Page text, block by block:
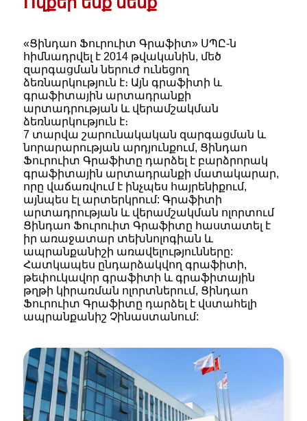
«Ցինդաո Ֆուրուիտ Գրաֆիտ» ՍՊԸ-ն
հիմնադրվել է 2014 թվականին, մեծ
զարգացման ներուժ ունեցող
ձեռնարկություն է։ Այն գրաֆիտի և
գրաֆիտային արտադրանքի
արտադրության և վերամշակման
ձեռնարկություն է։
7 տարվա շարունակական զարգացման և
նորարարության արդյունքում, Ցինդաո
Ֆուրուիտ Գրաֆիտը դարձել է բարձրորակ
գրաֆիտային արտադրանքի մատակարար,
որը վաճառվում է ինչպես հայրենիքում,
այնպես էլ արտերկրում: Գրաֆիտի
արտադրության և վերամշակման ոլորտում
Ցինդաո Ֆուրուիտ Գրաֆիտը հաստատել է
իր առաջատար տեխնոլոգիան և
ապրանքանիշի առավելությունները:
Հատկապես ընդարձակվող գրաֆիտի,
թեփուկավոր գրաֆիտի և գրաֆիտային
թղթի կիրառման ոլորտներում, Ցինդաո
Ֆուրուիտ Գրաֆիտը դարձել է վստահելի
ապրանքանիշ Չինաստանում: